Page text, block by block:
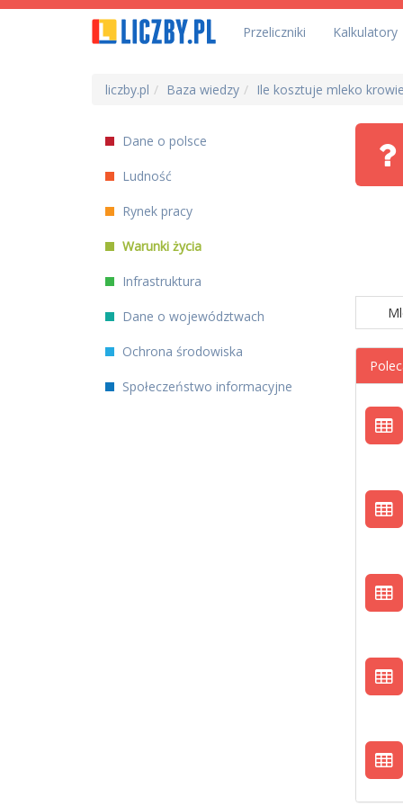
Przeliczniki Kalkulatory
liczby.pl Baza wiedzy Ile kosztuje mleko
Dane o polsce
Ludność
Rynek pracy
Warunki życia
Infrastruktura
Dane o województwach
Ochrona środowiska
Społeczeństwo informacyjne